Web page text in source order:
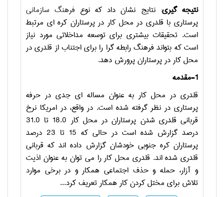
نتیجه گیری: نتایج نشان داد که نوع فرهنگ سازمانی
پرستاری با قلدری در محل کار در پرستاران کره ای مرتبط
است. تحقیقات بیشتری برای توسعه مداخلاتی مورد نیاز
است که بتواند فرهنگ رابطه گرا را برای اجتناب از قلدری در
محل کار در پرستاران پرورش دهد.
1-مقدمه
قلدری در محل کار به عنوان مساله ای جدی در حرفه
پرستاری در نظر گرفته شده است. در واقع، در امریکا نرخ
قربانی قلدری شدن پرستاران در محل کار 18.0 تا 31.0
درصد گزارش شده است در حالی که 15 تا 23 درصد
پرستاران کره جنوبی خودشان گزارش داده اند که قربانی
قلدری شده اند. قلدری محل کار را می توان به عنوان اذیت
و آزار، حمله و حذف اجتماعی همکار و در برخی موارد
تلاش برای مختل کردن کار همکار تعریف کرد...